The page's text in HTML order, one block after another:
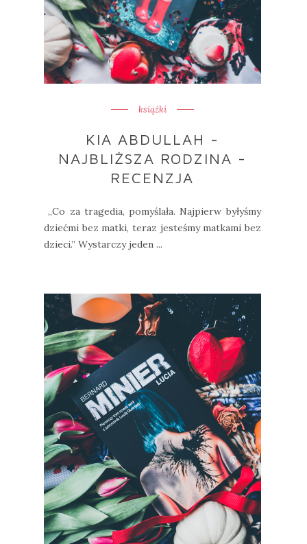
książki
KIA ABDULLAH -
NAJBLIŻSZA RODZINA -
RECENZJA
„Co za tragedia, pomyślała. Najpierw byłyśmy
dziećmi bez matki, teraz jesteśmy matkami bez
dzieci.” Wystarczy jeden ...